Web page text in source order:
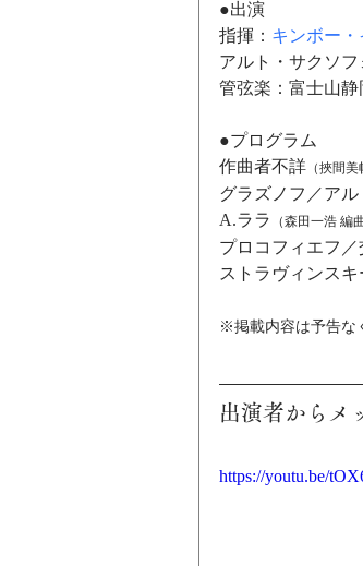
●出演
指揮： キンボー・
アルト・サクソフ
管弦楽：富士山静
●プログラム
作曲者不詳 （挾間美
グラズノフ／ア
A.ララ
（森田一浩 編
プロコフィエフ／
ストラヴィンスキ
※掲載内容は予告な
出演者からメ
https://youtu.be/